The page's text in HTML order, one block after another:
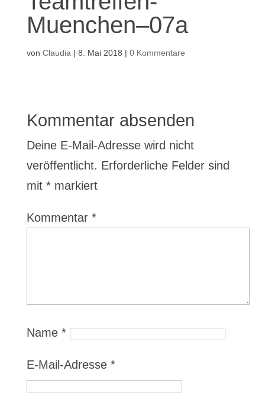
Muenchen–07a
von Claudia | 8. Mai 2018 | 0 Kommentare
Kommentar absenden
Deine E-Mail-Adresse wird nicht
veröffentlicht. Erforderliche Felder sind
mit *markiert
Kommentar *
Name *
E-Mail-Adresse *